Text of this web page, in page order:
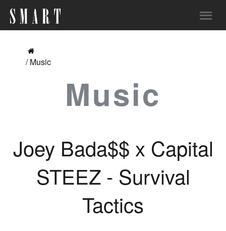
/ Music
Music
Joey Bada$$ x Capital
STEEZ - Survival
Tactics